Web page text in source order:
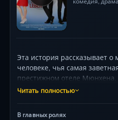
Эта история рассказывает о
человеке, чья самая
престижном отеле
ухудшение его зрения,
Читать полностью
В главных ролях